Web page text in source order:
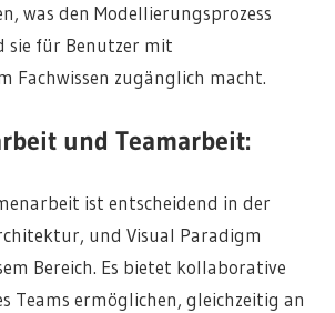
was den Modellierungsprozess
sie für Benutzer mit
Fachwissen zugänglich macht.
und Teamarbeit:
ist entscheidend in der
und Visual Paradigm
Bereich. Es bietet kollaborative
Teams ermöglichen, gleichzeitig an